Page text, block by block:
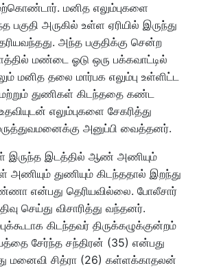
மனித எலும்புகளை
பகுதி அருகில் உள்ள ஏரியில் இருந்து
அந்த பகுதிக்கு சென்ற
மண்டை ஓடு ஒரு பக்கவாட்டில்
மனித தலை மார்பக எலும்பு உள்ளிட்ட
மற்றும் துணிகள் கிடந்ததை கண்ட
எலும்புகளை சேகரித்து
அனுப்பி வைத்தனர்.
இருந்த இடத்தில் ஆண் அணியும்
துணியும் கிடந்ததால் இறந்து
என்பது தெரியவில்லை. போலீசார்
செய்து விசாரித்து வந்தனர்.
கிடந்தவர் திருக்கழுக்குன்றம்
சேர்ந்த சந்திரன் (35) என்பது
மனைவி சித்ரா (26) கள்ளக்காதலன்